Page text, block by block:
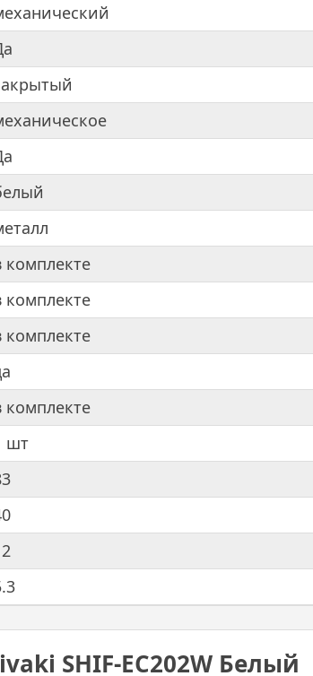
комплекте
комплекте
комплекте
комплекте
шт
SHIF-EC202W Белый